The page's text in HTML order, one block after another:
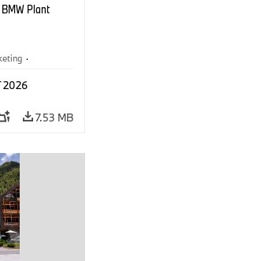
Plant
·
2026
7.53 MB